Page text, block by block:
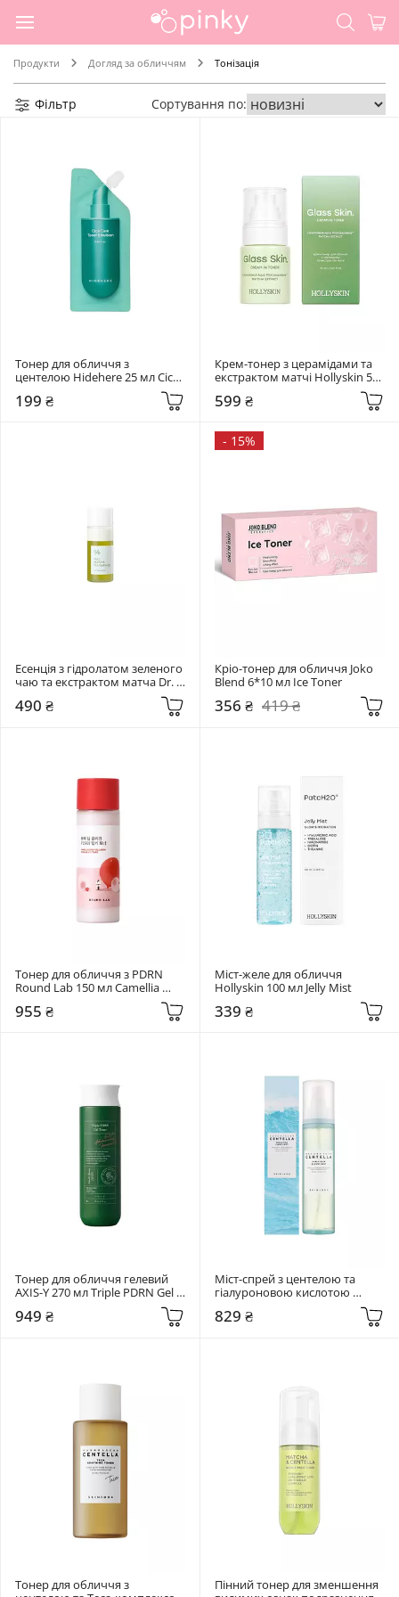
Продукти Догляд за обличчям Тонізація
Фільтр Сортування по:
Тонер для обличчя з
центелою Hidehere 25 мл Cica
199 ₴
Крем-тонер з церамідами та
екстрактом матчі Hollyskin 50
599 ₴
Есенція з гідролатом зеленого
чаю та екстрактом матча Dr.
Ceuracle 18 мл Jeju Matcha Tea
Essence
490 ₴
- 15%
Кріо-тонер для обличчя Joko
Blend 6*10 мл Ice Toner
356 ₴ 419 ₴
Тонер для обличчя з PDRN
Round Lab 150 мл Camellia
Toner
955 ₴
Міст-желе для обличчя
Hollyskin 100 мл Jelly Mist
339 ₴
Тонер для обличчя гелевий
AXIS-Y 270 мл Triple PDRN Gel
949 ₴
Міст-спрей з центелою та
гіалуроновою кислотою
SKIN1004 120 мл Madagascar
Centella Hyalu-Cica Cloudy Mist
829 ₴
Тонер для обличчя з
Пінний тонер для зменшення